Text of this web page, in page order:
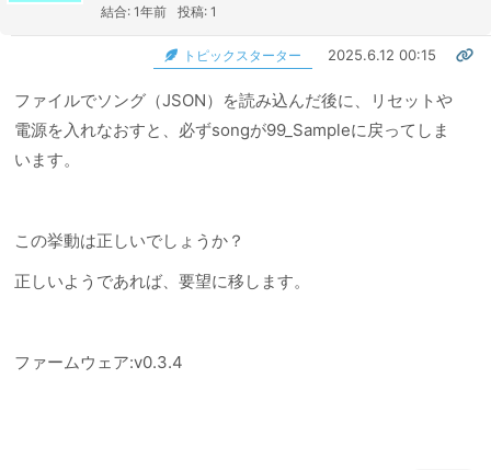
結合: 1年前
投稿: 1
トピックスターター 2025.6.12 00:15
ファイルでソング（JSON）を読み込んだ後に、リセットや
電源を入れなおすと、必ずsongが99_Sampleに戻ってしま
います。
この挙動は正しいでしょうか？
正しいようであれば、要望に移します。
ファームウェア:v0.3.4